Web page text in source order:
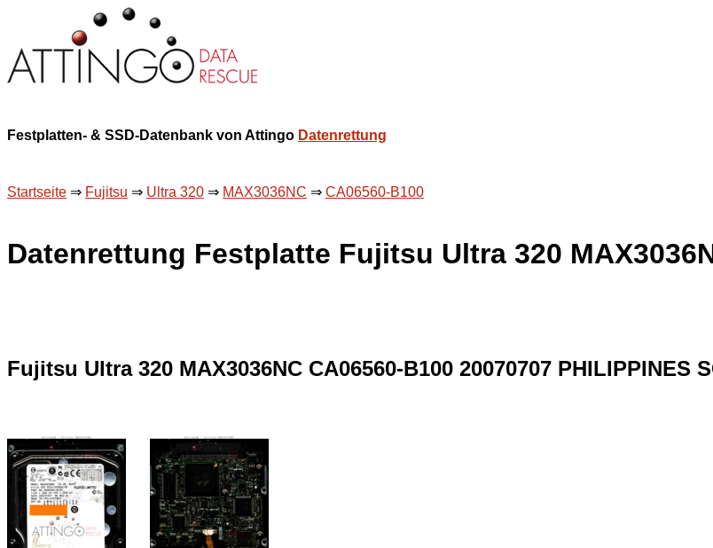
Festplatten- & SSD-Datenbank von Attingo Datenrettung
Startseite ⇒ Fujitsu ⇒ Ultra 320 ⇒ MAX3036NC ⇒ CA06560-B100
Datenrettung Festplatte Fujitsu Ultra 320
Fujitsu Ultra 320 MAX3036NC CA06560-B100 20070707 PHILIPPINES